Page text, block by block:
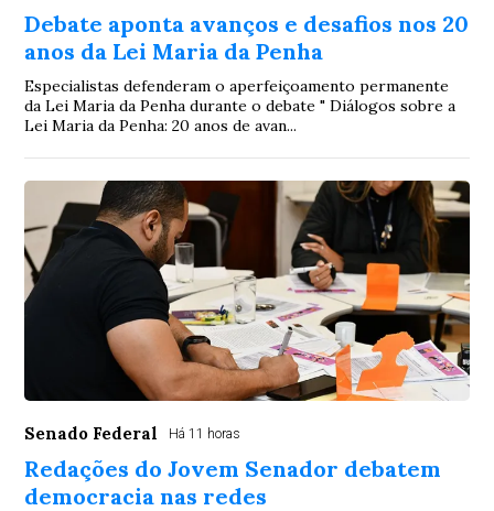
Debate aponta avanços e desafios nos 20
anos da Lei Maria da Penha
Especialistas defenderam o aperfeiçoamento permanente
da Lei Maria da Penha durante o debate " Diálogos sobre a
Lei Maria da Penha: 20 anos de avan...
Senado Federal Há 11 horas
Redações do Jovem Senador debatem
democracia nas redes